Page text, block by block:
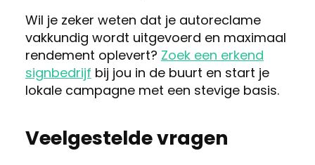
Wil je zeker weten dat je autoreclame
vakkundig wordt uitgevoerd en maximaal
rendement oplevert? Zoek een erkend
signbedrijf bij jou in de buurt en start je
lokale campagne met een stevige basis.
Veelgestelde vragen